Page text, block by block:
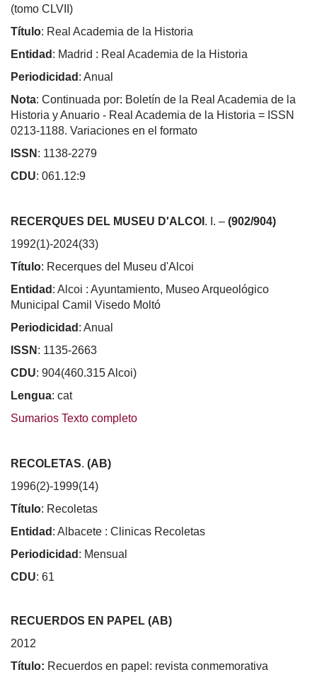
(tomo CLVII)
Título: Real Academia de la Historia
Entidad : Madrid : Real Academia de la Historia
Periodicidad : Anual
Nota: Continuada por: Boletín de la Real Academia de la
Historia y Anuario - Real Academia de la Historia = ISSN
0213-1188. Variaciones en el formato
ISSN : 1138-2279
CDU: 061.12:9
RECERQUES DEL MUSEU D'ALCOI . I. – (902/904)
1992(1)-2024(33)
Título: Recerques del Museu d'Alcoi
Entidad : Alcoi : Ayuntamiento, Museo Arqueológico
Municipal Camil Visedo Moltó
Periodicidad : Anual
ISSN : 1135-2663
CDU: 904(460.315 Alcoi)
Lengua: cat
Sumarios Texto completo
RECOLETAS. (AB)
1996(2)-1999(14)
Título: Recoletas
Entidad : Albacete : Clinicas Recoletas
Periodicidad : Mensual
CDU: 61
RECUERDOS EN PAPEL (AB)
2012
Título: Recuerdos en papel: revista conmemorativa